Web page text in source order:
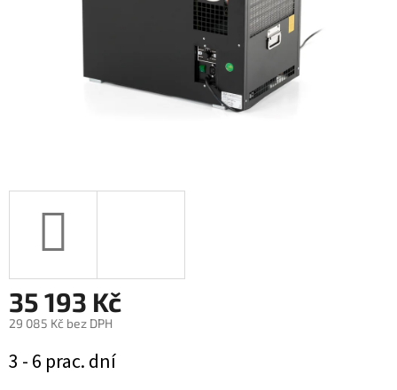
35 193 Kč
29 085 Kč bez DPH
cena:
3 - 6 prac. dní